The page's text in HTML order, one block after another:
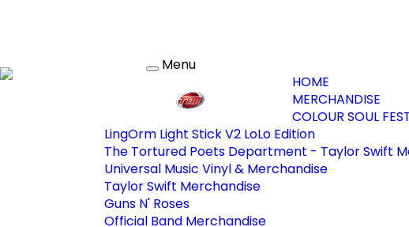
Toggle
Menu
HOME
MERCHANDISE
COLOUR SOUL
LingOrm Light Stick V2 LoLo Edition
The Tortured Poets Department - Taylor Swift
Universal Music Vinyl & Merchandise
Taylor Swift Merchandise
Guns N' Roses
Official Band Merchandise